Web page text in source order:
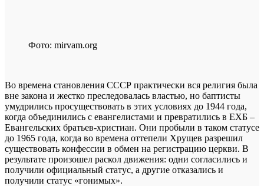
Фото: mirvam.org
Во времена становления СССР практически вся религия была
вне закона и жестко преследовалась властью, но баптисты
умудрились просуществовать в этих условиях до 1944 года,
когда объединились с евангелистами и превратились в ЕХБ –
Евангельских братьев-христиан. Они пробыли в таком статусе
до 1965 года, когда во времена оттепели Хрущев разрешил
существовать конфессии в обмен на регистрацию церкви. В
результате произошел раскол движения: одни согласились и
получили официальный статус, а другие отказались и
получили статус «гонимых».